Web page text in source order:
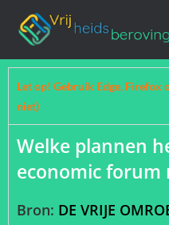
Let op! Gebruik Edge,
niet)
Welke plannen
economic forum
Bron: DE VRIJE